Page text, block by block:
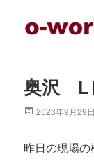
奥沢 L
Posted
2023年9月29日
昨日の現場の